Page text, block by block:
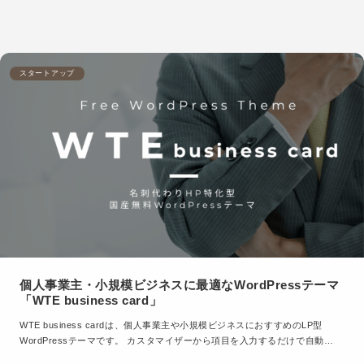
スタートアップ
個人事業主・小規模ビジネスに最適なWordPressテーマ
「WTE business card」
WTE business cardは、個人事業主や小規模ビジネスにおすすめのLP型
WordPressテーマです。 カスタマイザーから項目を入力するだけで自動…